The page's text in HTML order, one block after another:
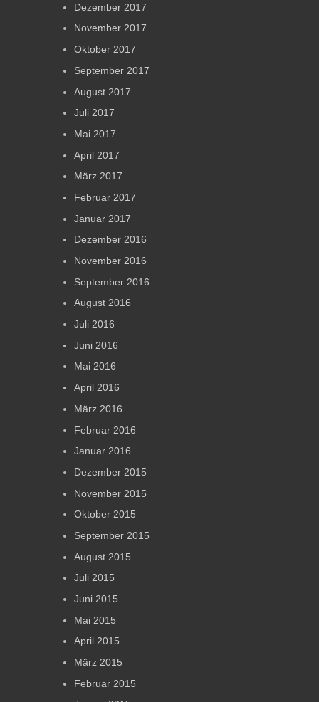
Dezember 2017
November 2017
Oktober 2017
September 2017
August 2017
Juli 2017
Mai 2017
April 2017
März 2017
Februar 2017
Januar 2017
Dezember 2016
November 2016
September 2016
August 2016
Juli 2016
Juni 2016
Mai 2016
April 2016
März 2016
Februar 2016
Januar 2016
Dezember 2015
November 2015
Oktober 2015
September 2015
August 2015
Juli 2015
Juni 2015
Mai 2015
April 2015
März 2015
Februar 2015